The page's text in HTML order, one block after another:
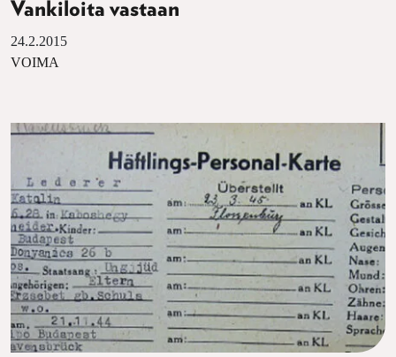
Vankiloita vastaan
24.2.2015
VOIMA